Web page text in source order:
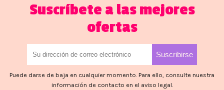
Suscríbete a las mejores
ofertas
Puede darse de baja en cualquier momento. Para ello, consulte nuestra
información de contacto en el aviso legal.